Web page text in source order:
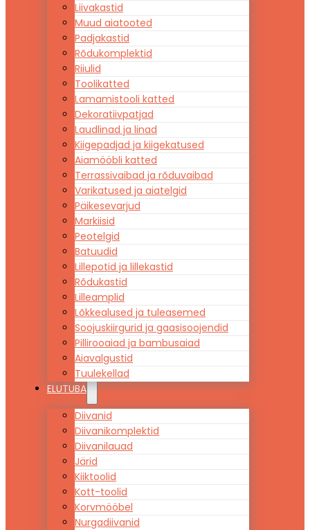
Liivakastid
Muud aiatooted
Padjakastid
Rõdukomplektid
Riiulid
Toolikatted
Lamamistooli katted
Dekoratiivpatjad
Laudlinad ja linad
Kiigepadjad ja kiigekatused
Aiamööbli katted
Terrassivaibad ja rõduvaibad
Varikatused ja aiatelgid
Päikesevarjud
Markiisid
Peotelgid
Batuudid
Lillepotid ja lillekastid
Rõdukastid
Lilleamplid
Lõkkealused ja tuleasemed
Soojuskiirgurid ja gaasisoojendid
Pillirooaiad ja bambusaiad
Aiavalgustid
Tuulekellad
ELUTUBA
Diivanid
Diivanikomplektid
Diivanilauad
Järid
Kiiktoolid
Kott-toolid
Korvmööbel
Nurgadiivanid